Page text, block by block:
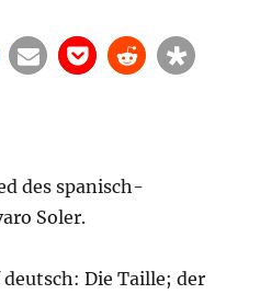
des spanisch-
Soler.
Die Taille; der